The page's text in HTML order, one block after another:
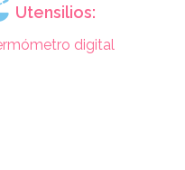
Utensilios:
digital